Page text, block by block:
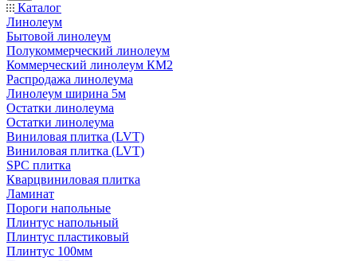
Каталог
Линолеум
Бытовой линолеум
Полукоммерческий линолеум
Коммерческий линолеум КМ2
Распродажа линолеума
Линолеум ширина 5м
Остатки линолеума
Остатки линолеума
Виниловая плитка (LVT)
Виниловая плитка (LVT)
SPC плитка
Кварцвиниловая плитка
Ламинат
Пороги напольные
Плинтус напольный
Плинтус пластиковый
Плинтус 100мм